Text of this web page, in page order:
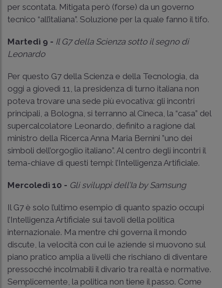
per scontata. Mitigata però (forse) da un governo
tecnico “all’italiana”. Soluzione per la quale fanno il tifo.
Martedì 9 - Il G7 della Scienza sotto il segno di
Leonardo
Per questo G7 della Scienza e della Tecnologia, da
oggi a giovedì 11, la presidenza di turno italiana non
poteva trovare una sede più evocativa: gli incontri
principali, a Bologna, si terranno al Cineca, la “casa” del
supercalcolatore Leonardo, definito a ragione dal
ministro della Ricerca Anna Maria Bernini ”uno dei
simboli dell’orgoglio italiano”. Al centro degli incontri il
tema-chiave di questi tempi: l’Intelligenza Artificiale.
Mercoledì 10 - Gli sviluppi dell’Ia by Samsung
Il G7 è solo l’ultimo esempio di quanto spazio occupi
l’Intelligenza Artificiale sui tavoli della politica
internazionale. Ma mentre chi governa il mondo
discute, la velocità con cui le aziende si muovono sul
piano pratico amplia a livelli che rischiano di diventare
pressocché incolmabili il divario tra realtà e normative.
Semplicemente, la politica non tiene il passo. Come